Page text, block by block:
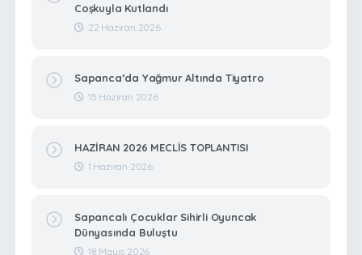
Coşkuyla Kutlandı
22 Haziran 2026
Sapanca’da Yağmur Altında Tiyatro
15 Haziran 2026
HAZİRAN 2026 MECLİS TOPLANTISI
1 Haziran 2026
Sapancalı Çocuklar Sihirli Oyuncak
Dünyasında Buluştu
18 Mayıs 2026